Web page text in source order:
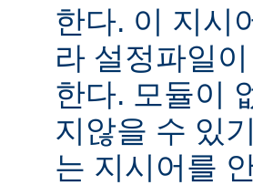
한다. 이 지시
라 설정파일
한다. 모듈이
지않을 수 있
는 지시어를